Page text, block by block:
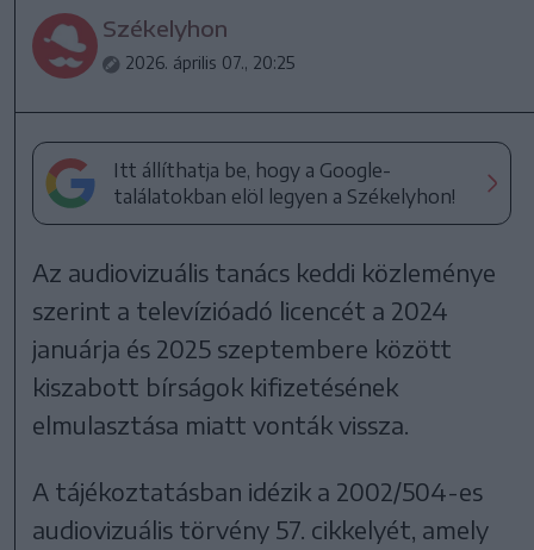
Székelyhon
2026. április 07., 20:25
Itt állíthatja be, hogy a Google-
találatokban elöl legyen a Székelyhon!
Az audiovizuális tanács keddi közleménye
szerint a televízióadó licencét a 2024
januárja és 2025 szeptembere között
kiszabott bírságok kifizetésének
elmulasztása miatt vonták vissza.
A tájékoztatásban idézik a 2002/504-es
audiovizuális törvény 57. cikkelyét, amely